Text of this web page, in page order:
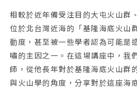
相較於近年備受注目的大屯火山群
位於北台灣近海的「基隆海底火山
動度，甚至被一些學者認為可能是
嘯的主因之一。在這場講座中，我
師，從他長年對於基隆海底火山群
與火山學的角度，分享對於這座海